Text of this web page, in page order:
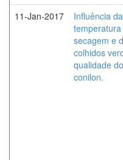
11-Jan-2017
Influência da
secagem e
colhidos
qualidade
conilon.